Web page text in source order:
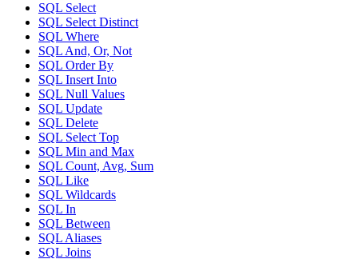
SQL Select
SQL Select Distinct
SQL Where
SQL And, Or, Not
SQL Order By
SQL Insert Into
SQL Null Values
SQL Update
SQL Delete
SQL Select Top
SQL Min and Max
SQL Count, Avg, Sum
SQL Like
SQL Wildcards
SQL In
SQL Between
SQL Aliases
SQL Joins